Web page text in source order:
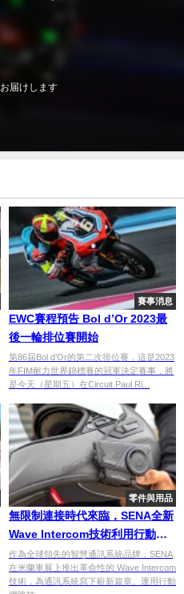
届けします
賽事消息
EWC賽程預告 Bol d’Or 2023最
後一輪排位賽開始
第86屆Bol d’Or的第二次排位賽，這是2023
年FIM耐力世界錦標賽的冠軍決定賽事，將
是今天（星期五）在Circuit Paul Ri...
零件與用品
無限制連接時代來臨，SENA全新
Wave Intercom技術利用行動網
路，重新定義騎士通訊
作為全球領先的智慧通訊系統品牌，SENA
在米蘭車展上推出革命性的 Wave Intercom
技術，為通訊系統寫下嶄新篇章。運用行動